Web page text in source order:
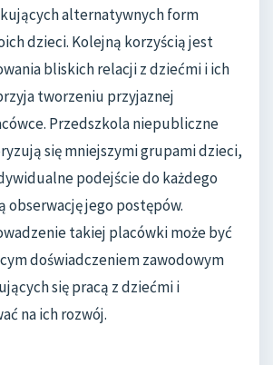
alternatywnych form
dzieci. Kolejną korzyścią jest
bliskich relacji z dziećmi i ich
tworzeniu przyjaznej
Przedszkola niepubliczne
się mniejszymi grupami dzieci,
podejście do każdego
obserwację jego postępów.
takiej placówki może być
doświadczeniem zawodowym
się pracą z dziećmi i
na ich rozwój.